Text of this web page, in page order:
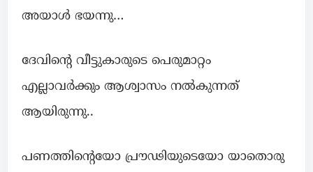
അയാൾ ഭയന്നു…
ദേവിന്റെ വീട്ടുകാരുടെ പെരുമാറ്റം
എല്ലാവർക്കും ആശ്വാസം നല്‍കുന്നത്
ആയിരുന്നു..
പണത്തിന്റെയോ പ്രൗഢിയുടെയോ യാതൊരു